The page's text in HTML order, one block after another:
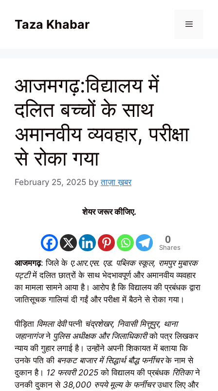
contentTaza Khabar
आजमगढ़:विद्यालय में
दलित बच्चों के साथ
अमानवीय व्यवहार, परीक्षा
से रोका गया
February 25, 2025 byताज़ा ख़बर
शेयर जरूर कीजिए.
0
Shares
आजमगढ़: जिले के ए.आर.एस. एड. पब्लिक स्कूल, रामपुर मुबारक
पट्टीमें दलित छात्रों के साथ भेदभावपूर्ण और अमानवीय व्यवहार
का मामला सामने आया है। आरोप है कि विद्यालय की प्रबंधक द्वारा
जातिसूचक गालियां दी गईं और परीक्षा में बैठने से रोका गया।
पीड़िता विमला देवीपत्नी चंद्रशेखर, निवासी मित्तूपुर, थाना
जहानागंजने पुलिस अधीक्षक और जिलाधिकारीको पत्र लिखकर
न्याय की गुहार लगाई है। उन्होंने अपनी शिकायत में बताया कि
उनके पति की बनकट बाजार में सिद्धार्थ बौद्ध फर्नीचरके नाम से
दुकान है। 12 फरवरी 2025 को विद्यालय की प्रबंधक रितिकाने
उनकी दुकान से 38,000 रुपये मूल्य के फर्नीचरउधार लिए और